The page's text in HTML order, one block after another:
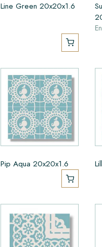
Line Green 20x20x1.6
Pip Aqua 20x20x1.6